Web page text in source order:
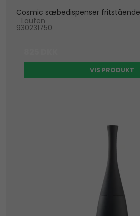
Cosmic sæbedispenser fritstående
Laufen
930231750
VIS PRODUKT